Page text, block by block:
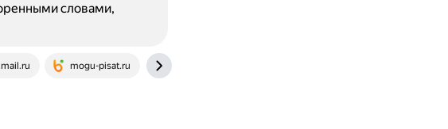
mogu-pisat.ru
словами,